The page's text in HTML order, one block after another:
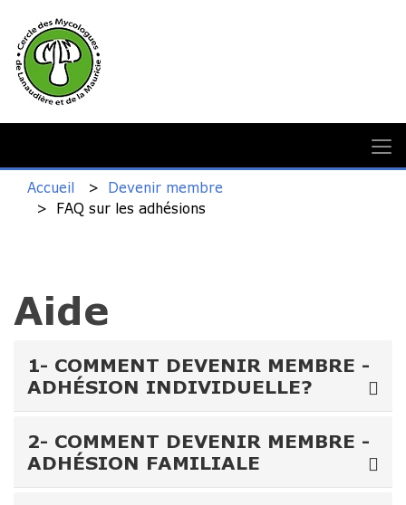
Accueil
Devenir membre
FAQ sur les adhésions
Aide
1- COMMENT DEVENIR MEMBRE -
ADHÉSION INDIVIDUELLE?
2- COMMENT DEVENIR MEMBRE -
ADHÉSION FAMILIALE